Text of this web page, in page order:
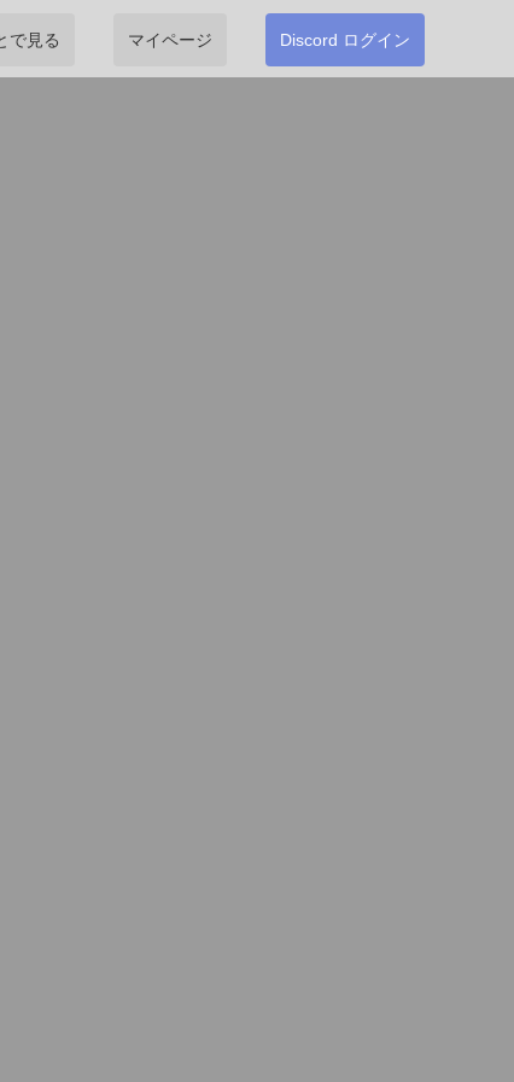
で見る マイページ Discord ログイン